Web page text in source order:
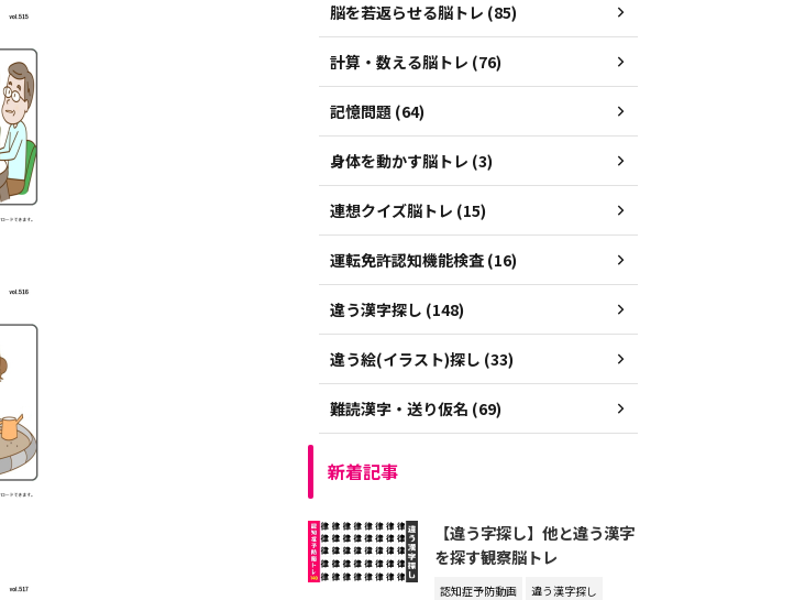
脳を若返らせる脳トレ (85)
計算・数える脳トレ (76)
記憶問題 (64)
身体を動かす脳トレ (3)
連想クイズ脳トレ (15)
運転免許認知機能検査 (16)
違う漢字探し (148)
違う絵(イラスト)探し (33)
難読漢字・送り仮名 (69)
新着記事
【違う字探し】他と違う漢字
を探す観察脳トレ
認知症予防動画 違う漢字探し